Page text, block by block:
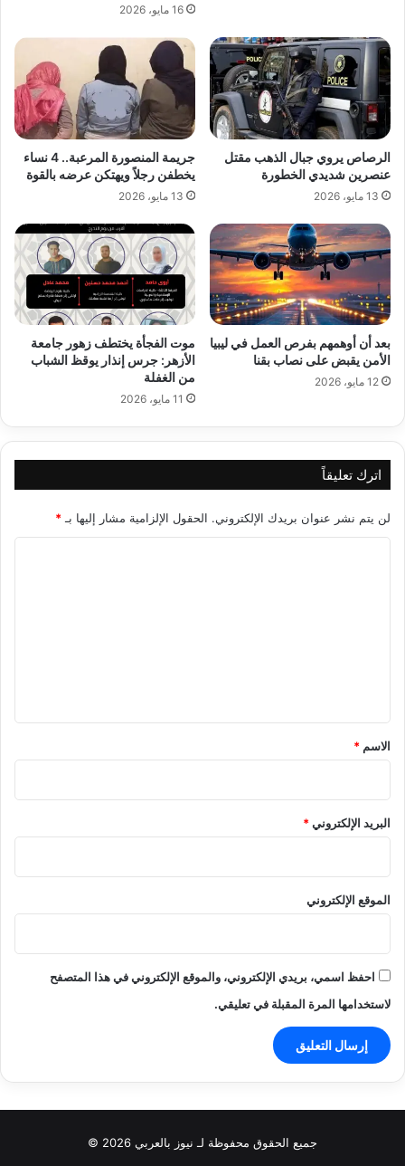
16 مايو، 2026
الرصاص يروي جبال الذهب مقتل
عنصرين شديدي الخطورة
13 مايو، 2026
جريمة المنصورة المرعبة.. 4 نساء
يخطفن رجلاً ويهتكن عرضه بالقوة
13 مايو، 2026
بعد أن أوهمهم بفرص العمل في ليبيا
الأمن يقبض على نصاب بقنا
12 مايو، 2026
موت الفجأة يختطف زهور جامعة
الأزهر: جرس إنذار يوقظ الشباب
من الغفلة
11 مايو، 2026
اترك تعليقاً
لن يتم نشر عنوان بريدك الإلكتروني. الحقول الإلزامية مشار إليها بـ*
*
الاسم *
البريد الإلكتروني*
الموقع الإلكتروني
احفظ اسمي، بريدي الإلكتروني، والموقع الإلكتروني في هذا المتصفح
لاستخدامها المرة المقبلة في تعليقي.
جميع الحقوق محفوظة لـ نيوز بالعربي 2026 ©